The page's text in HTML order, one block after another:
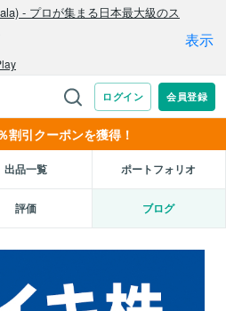
割引クーポンを獲得！
出品一覧 ポートフォリオ
評価 ブログ